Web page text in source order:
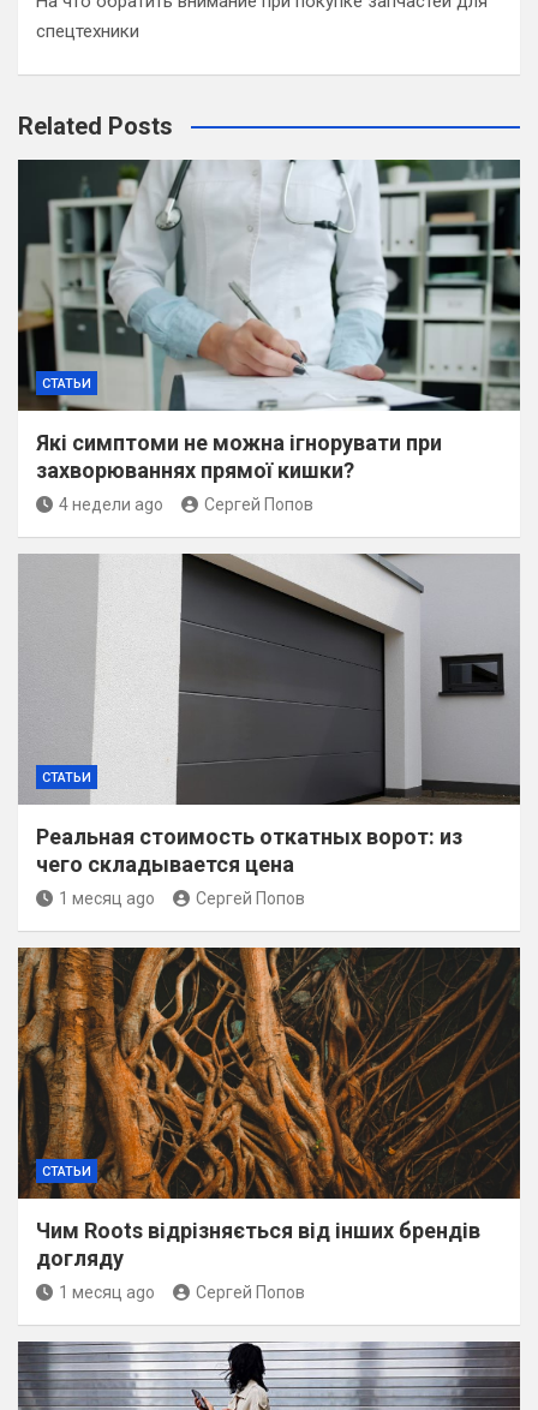
спецтехники
Related Posts
СТАТЬИ
Які симптоми не можна ігнорувати при
захворюваннях прямої кишки?
4 недели ago Сергей Попов
СТАТЬИ
Реальная стоимость откатных ворот: из
чего складывается цена
1 месяц ago Сергей Попов
СТАТЬИ
Чим Roots відрізняється від інших брендів
догляду
1 месяц ago Сергей Попов